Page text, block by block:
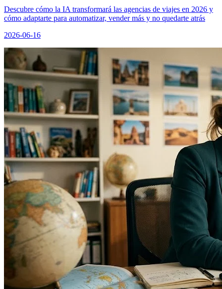
Descubre cómo la IA transformará las agencias de viajes en 2026 y
cómo adaptarte para automatizar, vender más y no quedarte atrás
2026-06-16